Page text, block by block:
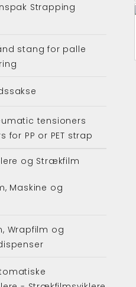
Strapping
stang for palle
tensioners
for PP or PET strap
og Strækfilm
Maskine og
Wrapfilm og